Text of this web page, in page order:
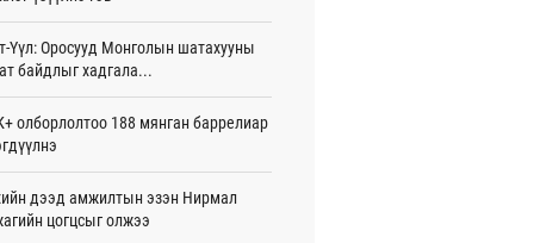
сард Сүхбаатар боомтоор
тонн Аи-92 автобензин импортолжээ
Н.Амарзаяа: 32 хуудастай
дэвтэр долоо хоногт л дүүрдэг
15 цаг 31 мин
Үүл: Оросууд Монголын шатахууны
байдлыг хадгала...
олборлолтоо 188 мянган баррелиар
дээд амжилтын эзэн Нирмал
цогцсыг олжээ